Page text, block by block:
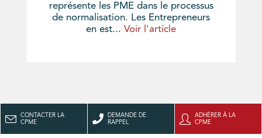
représente les PME dans le processus
de normalisation. Les Entrepreneurs
en est... Voir l'article
CONTACTER LA
CPME
DEMANDE DE
RAPPEL
ADHÉRER À LA
CPME